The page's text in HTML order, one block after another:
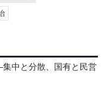
中と分散、国有と民営